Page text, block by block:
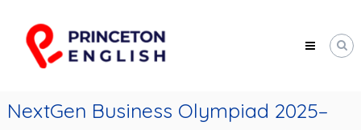
contentEnglish
Trung
du
NextGen Business Olympiad 2025–